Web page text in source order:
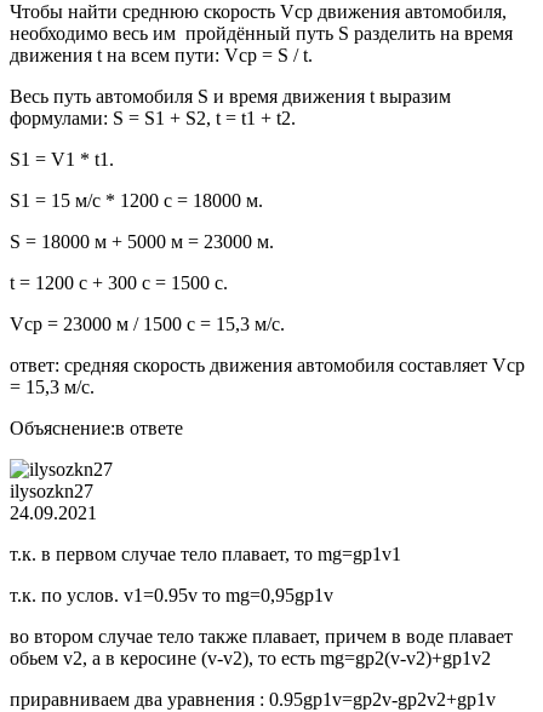
Чтобы найти среднюю скорость Vср движения автомобиля,
необходимо весь им пройдённый путь S разделить на время
движения t на всем пути: Vср = S / t.
Весь путь автомобиля S и время движения t выразим
формулами: S = S1 + S2, t = t1 + t2.
S1 = V1 * t1.
S1 = 15 м/с * 1200 с = 18000 м.
S = 18000 м + 5000 м = 23000 м.
t = 1200 с + 300 с = 1500 с.
Vср = 23000 м / 1500 с = 15,3 м/с.
ответ: средняя скорость движения автомобиля составляет Vср
= 15,3 м/с.
Объяснение:в ответе
ilysozkn27
24.09.2021
т.к. в первом случае тело плавает, то mg=gp1v1
т.к. по услов. v1=0.95v то mg=0,95gp1v
во втором случае тело также плавает, причем в воде плавает
обьем v2, а в керосине (v-v2), то есть mg=gp2(v-v2)+gp1v2
приравниваем два уравнения : 0.95gp1v=gp2v-gp2v2+gp1v